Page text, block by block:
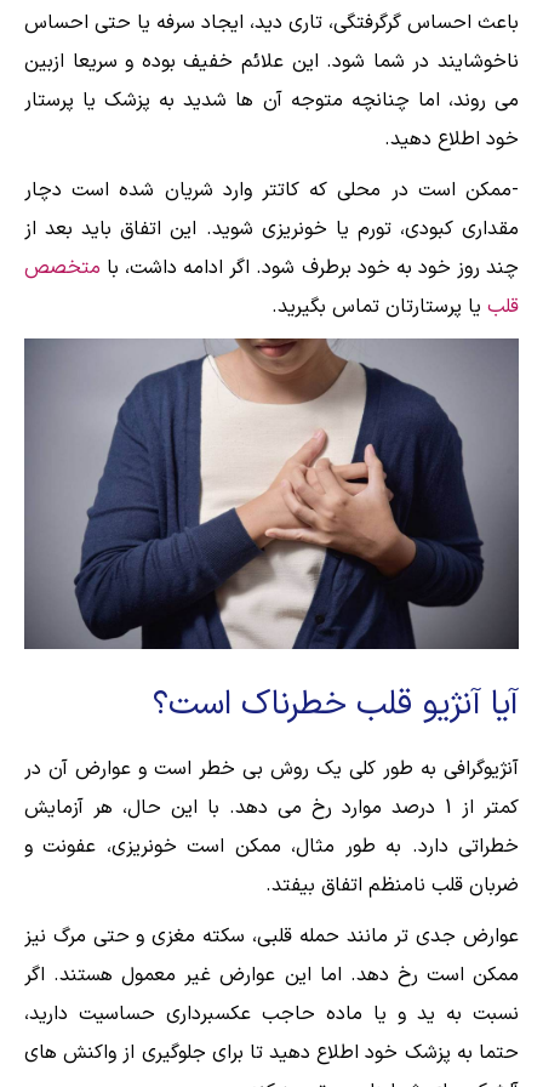
باعث احساس گرگرفتگی، تاری دید، ایجاد سرفه یا حتی احساس
ناخوشایند در شما شود. این علائم خفیف بوده و سریعا ازبین
می روند، اما چنانچه متوجه آن ها شدید به پزشک یا پرستار
خود اطلاع دهید.
-ممکن است در محلی که کاتتر وارد شریان شده است دچار
مقداری کبودی، تورم یا خونریزی شوید. این اتفاق باید بعد از
چند روز خود به خود برطرف شود. اگر ادامه داشت، با متخصص
قلب یا پرستارتان تماس بگیرید.
آیا آنژیو قلب خطرناک است؟
آنژیوگرافی به طور کلی یک روش بی خطر است و عوارض آن در
کمتر از 1 درصد موارد رخ می دهد. با این حال، هر آزمایش
خطراتی دارد. به طور مثال، ممکن است خونریزی، عفونت و
ضربان قلب نامنظم اتفاق بیفتد.
عوارض جدی تر مانند حمله قلبی، سکته مغزی و حتی مرگ نیز
ممکن است رخ دهد. اما این عوارض غیر معمول هستند. اگر
نسبت به ید و یا ماده حاجب عکسبرداری حساسیت دارید،
حتما به پزشک خود اطلاع دهید تا برای جلوگیری از واکنش های